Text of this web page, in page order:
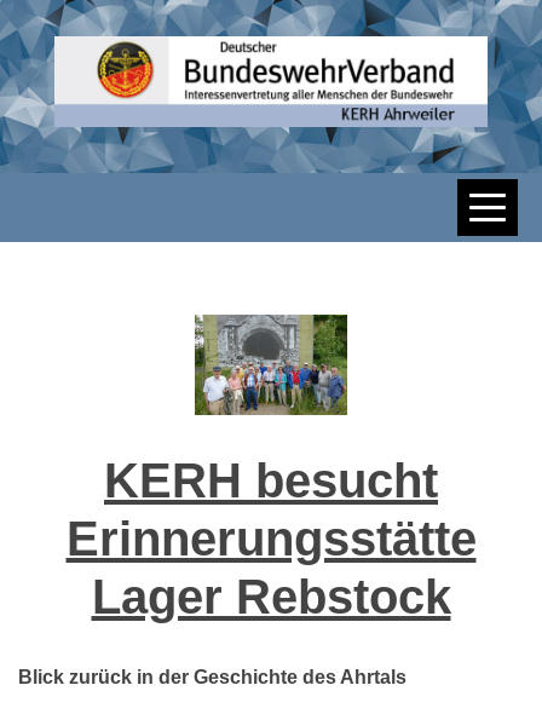
Skip
content
DBWV KERH
KERH besucht
Erinnerungsstätte
Lager Rebstock
Blick zurück in der Geschichte des Ahrtals